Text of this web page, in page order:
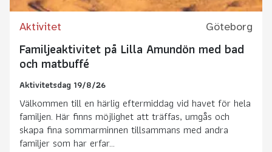
Aktivitet Göteborg
Familjeaktivitet på Lilla Amundön med bad
och matbuffé
Aktivitetsdag 19/8/26
Välkommen till en härlig eftermiddag vid havet för hela
familjen. Här finns möjlighet att träffas, umgås och
skapa fina sommarminnen tillsammans med andra
familjer som har erfar...